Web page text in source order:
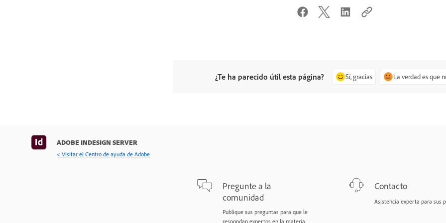
¿Te ha parecido útil esta página? Sí, gracias La verdad es que
ADOBE INDESIGN SERVER
< Visitar el Centro de ayuda de Adobe
Pregunte a la
comunidad
Publique sus preguntas para que le
respondan expertos en la materia.
Contacto
Asistencia experta para sus